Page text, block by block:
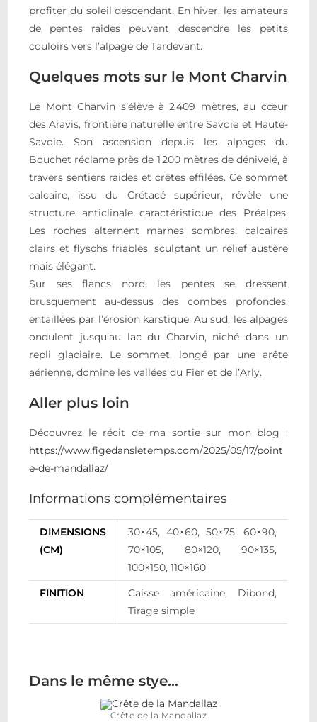
profiter du soleil descendant. En hiver, les amateurs
de pentes raides peuvent descendre les petits
couloirs vers l’alpage de Tardevant.
Quelques mots sur le Mont Charvin
Le Mont Charvin s’élève à 2 409 mètres, au cœur
des Aravis, frontière naturelle entre Savoie et Haute-
Savoie. Son ascension depuis les alpages du
Bouchet réclame près de 1 200 mètres de dénivelé, à
travers sentiers raides et crêtes effilées. Ce sommet
calcaire, issu du Crétacé supérieur, révèle une
structure anticlinale caractéristique des Préalpes.
Les roches alternent marnes sombres, calcaires
clairs et flyschs friables, sculptant un relief austère
mais élégant.
Sur ses flancs nord, les pentes se dressent
brusquement au-dessus des combes profondes,
entaillées par l’érosion karstique. Au sud, les alpages
ondulent jusqu’au lac du Charvin, niché dans un
repli glaciaire. Le sommet, longé par une arête
aérienne, domine les vallées du Fier et de l’Arly.
Aller plus loin
Découvrez le récit de ma sortie sur mon blog :
https://www.figedansletemps.com/2025/05/17/point
e-de-mandallaz/
Informations complémentaires
DIMENSIONS
(CM)
30×45, 40×60, 50×75, 60×90,
70×105, 80×120, 90×135,
100×150, 110×160
FINITION
Caisse américaine, Dibond,
Tirage simple
Dans le même stye…
Crête de la Mandallaz